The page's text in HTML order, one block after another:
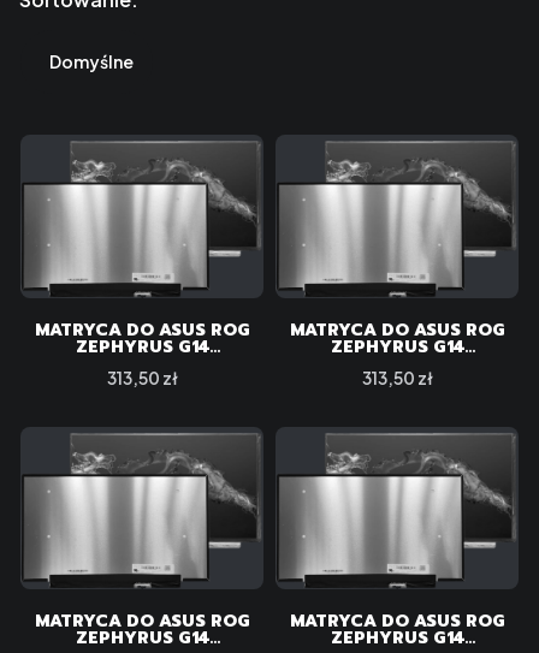
Domyślne
MATRYCA DO ASUS ROG
ZEPHYRUS G14
Cena
313,50 zł
MATRYCA DO ASUS ROG
ZEPHYRUS G14
Cena
313,50 zł
MATRYCA DO ASUS ROG
ZEPHYRUS G14
MATRYCA DO ASUS ROG
ZEPHYRUS G14